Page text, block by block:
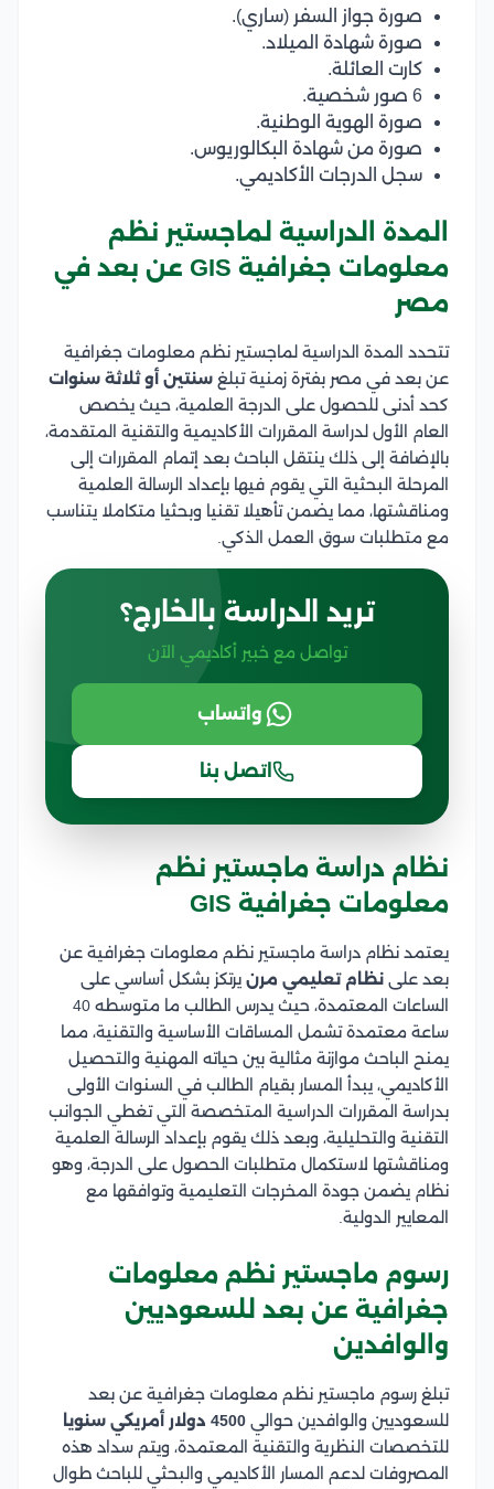
صورة جواز السفر (ساري).
صورة شهادة الميلاد.
كارت العائلة.
6 صور شخصية.
صورة الهوية الوطنية.
صورة من شهادة البكالوريوس.
سجل الدرجات الأكاديمي.
المدة الدراسية لماجستير نظم
معلومات جغرافية GIS عن بعد في
مصر
تتحدد المدة الدراسية لماجستير نظم معلومات جغرافية
عن بعد في مصر بفترة زمنية تبلغ سنتين أو ثلاثة سنوات
كحد أدنى للحصول على الدرجة العلمية، حيث يخصص
العام الأول لدراسة المقررات الأكاديمية والتقنية المتقدمة،
بالإضافة إلى ذلك ينتقل الباحث بعد إتمام المقررات إلى
المرحلة البحثية التي يقوم فيها بإعداد الرسالة العلمية
ومناقشتها، مما يضمن تأهيلا تقنيا وبحثيا متكاملا يتناسب
مع متطلبات سوق العمل الذكي.
تريد الدراسة بالخارج؟
تواصل مع خبير أكاديمي الآن
واتساب
اتصل بنا
نظام دراسة ماجستير نظم
معلومات جغرافية GIS
يعتمد نظام دراسة ماجستير نظم معلومات جغرافية عن
بعد على نظام تعليمي مرن يرتكز بشكل أساسي على
الساعات المعتمدة، حيث يدرس الطالب ما متوسطه 40
ساعة معتمدة تشمل المساقات الأساسية والتقنية، مما
يمنح الباحث موازنة مثالية بين حياته المهنية والتحصيل
الأكاديمي، يبدأ المسار بقيام الطالب في السنوات الأولى
بدراسة المقررات الدراسية المتخصصة التي تغطي الجوانب
التقنية والتحليلية، وبعد ذلك يقوم بإعداد الرسالة العلمية
ومناقشتها لاستكمال متطلبات الحصول على الدرجة، وهو
نظام يضمن جودة المخرجات التعليمية وتوافقها مع
المعايير الدولية.
رسوم ماجستير نظم معلومات
جغرافية عن بعد للسعوديين
والوافدين
تبلغ رسوم ماجستير نظم معلومات جغرافية عن بعد
للسعوديين والوافدين حوالي
للتخصصات النظرية والتقنية المعتمدة، ويتم سداد هذه
المصروفات لدعم المسار الأكاديمي والبحثي للباحث طوال